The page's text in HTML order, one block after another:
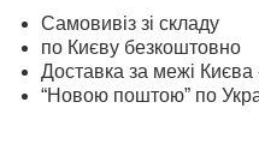
Самовивіз зі складу
по Києву безкоштовно
Доставка за межі
“Новою поштою” по